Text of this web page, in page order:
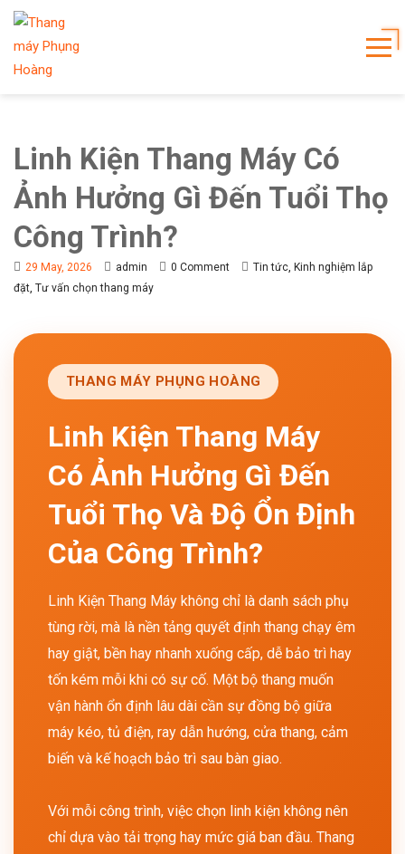
Linh Kiện Thang Máy Có
Ảnh Hưởng Gì Đến Tuổi Thọ
Công Trình?
29 May, 2026 admin 0 Comment Tin tức Kinh nghiệm lắp
đặt Tư vấn chọn thang máy
THANG MÁY PHỤNG HOÀNG
Linh Kiện Thang Máy
Có Ảnh Hưởng Gì Đến
Tuổi Thọ Và Độ Ổn Định
Của Công Trình?
Linh Kiện Thang Máy không chỉ là danh sách phụ
tùng rời, mà là nền tảng quyết định thang chạy êm
hay giật, bền hay nhanh xuống cấp, dễ bảo trì hay
tốn kém mỗi khi có sự cố. Một bộ thang muốn
vận hành ổn định lâu dài cần sự đồng bộ giữa
máy kéo, tủ điện, ray dẫn hướng, cửa thang, cảm
biến và kế hoạch bảo trì sau bàn giao.
Với mỗi công trình, việc chọn linh kiện không nên
chỉ dựa vào tải trọng hay mức giá ban đầu. Thang